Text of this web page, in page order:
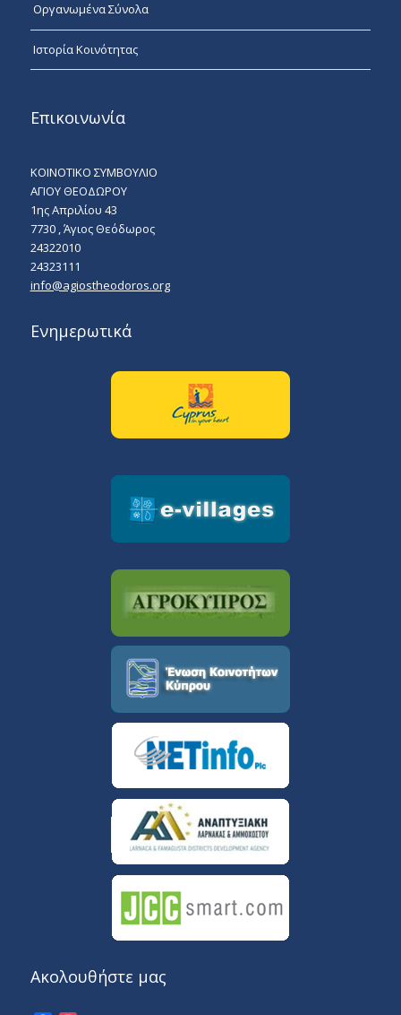
Οργανωμένα Σύνολα
Ιστορία Κοινότητας
Επικοινωνία
ΚΟΙΝΟΤΙΚΟ ΣΥΜΒΟΥΛΙΟ
ΑΓΙΟΥ ΘΕΟΔΩΡΟΥ
1ης Απριλίου 43
7730 , Άγιος Θεόδωρος
24322010
24323111
info@agiostheodoros.org
Ενημερωτικά
Ακολουθήστε μας